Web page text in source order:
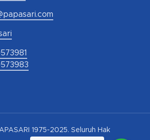
1975-2025. Seluruh Hak